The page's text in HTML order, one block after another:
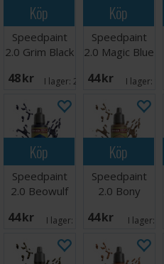
Köp
Speedpaint
2.0 Grim Black
48 SEK I lager: 20+
Köp
Speedpaint
2.0 Magic Blue
44 SEK I lager:
Köp
Speedpaint
2.0 Beowulf
44 SEK I lager:
Köp
Speedpaint
2.0 Bony
44 SEK I lager: